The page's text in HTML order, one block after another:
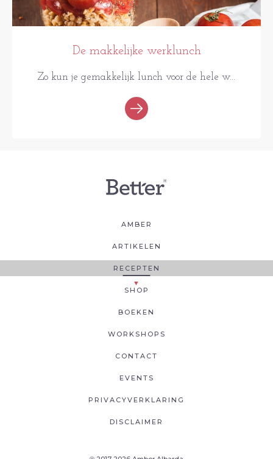
De makkelijke werklunch
Zo kun je gemakkelijk lunch voor de hele w...
AMBER
ARTIKELEN
RECEPTEN
SHOP
BOEKEN
WORKSHOPS
CONTACT
EVENTS
PRIVACYVERKLARING
DISCLAIMER